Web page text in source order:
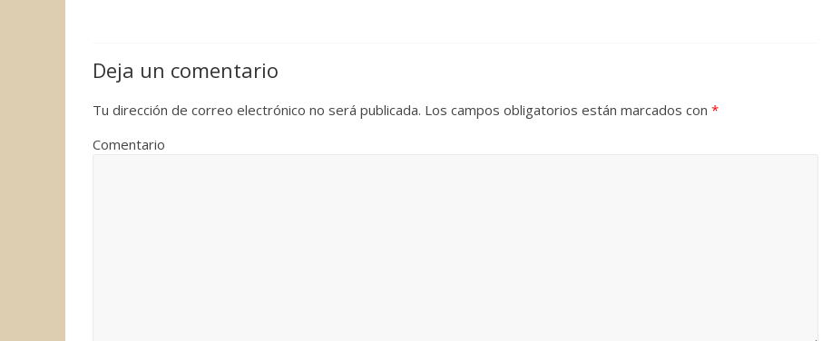
o
r
I
e
t
t
r
Deja un comentario
Tu dirección de correo electrónico no será publicada. Los campos obligatorios están marcados con *
Comentario